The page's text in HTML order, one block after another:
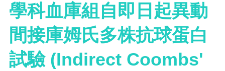
學科血庫組自即日起異動
間接庫姆氏多株抗球蛋白
試驗 (Indirect Coombs'